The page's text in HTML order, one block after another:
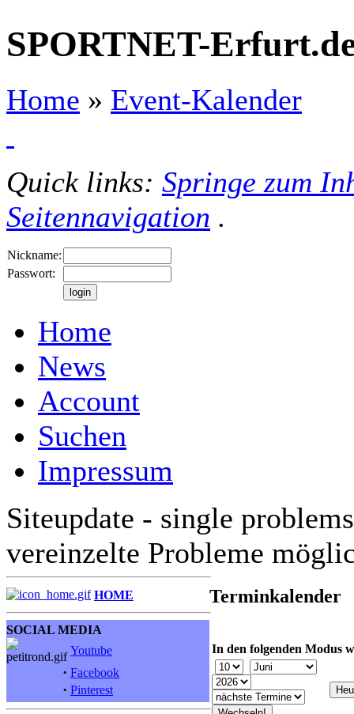
SPORTNET-
Home » Event-Kalender
Quick links: Springe zum
Seitennavigation .
Nickname:
Passwort:
Home
News
Account
Suchen
Impressum
Siteupdate - single
vereinzelte Probleme
HOME
SOCIAL MEDIA
Youtube
· Facebook
· Pinterest
Terminkalender
In den folgenden Modus